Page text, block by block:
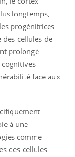
longtemps,
progénitrices
des cellules de
prolongé
face aux
à une
comme
des cellules